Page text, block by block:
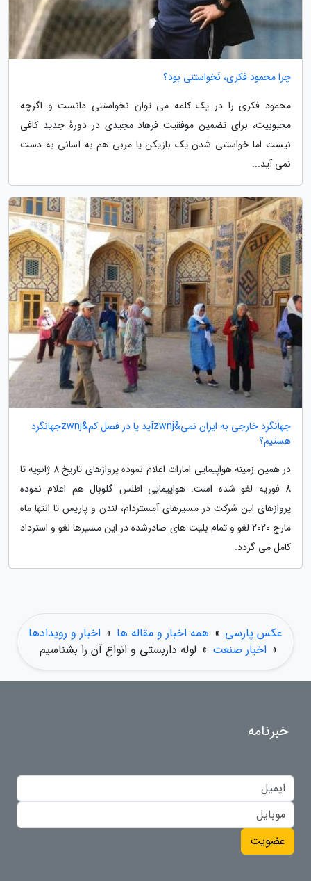
چرا محمود فکری، نَخواستنی بود؟
محمود فکری را در یک کلمه می توان نخواستنی دانست و اگرچه
محبوبیت، برای تضمین موفقیت فرهاد مجیدی در دورۀ جدید کافی
نیست اما خواستنی شدن یک بازیکن یا مربی هم به آسانی به دست
نمی آید...
جهانگرد خارجی به ایران نمی&zwnjآید یا در فصل کم&zwnjجهانگرد
هستیم؟
در همین زمینه هواپیمایی امارات اعلام نموده پروازهای تاریخ 8 ژانویه تا
8 فوریه لغو شده است. هواپیمایی اطلس گلوبال هم اعلام نموده
پروازهای این شرکت در مسیرهای آمستردام، لندن و پاریس تا انتها ماه
مارچ 2020 لغو و تمام بلیت های صادرشده در این مسیرها لغو و استرداد
کامل می گردد.
عکس پارسی » همه اخبار و مقاله ها » اخبار و رویدادها
» اخبار صنعت » لوله داربستی و انواع آن را بشناسیم
خبرنامه
عضویت